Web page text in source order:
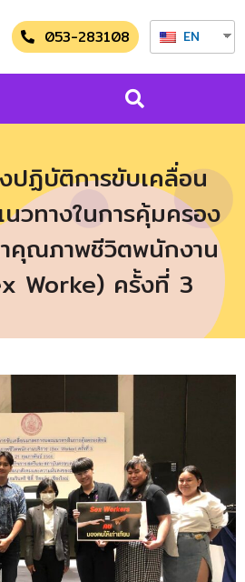
053-283108 EN
ปฏิบัติการขับเคลื่อน
วทางในการคุ้มครอง
คุณภาพชีวิตพนักงาน
Worke) ครั้งที่ 3